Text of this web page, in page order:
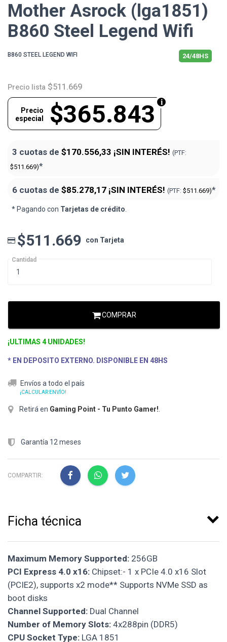
Mother Asrock (lga1851)
B860 Steel Legend Wifi
B860 STEEL LEGEND WIFI 24/48HS
Precio lista $511.669
$365.843
Precio
especial
3 cuotas de $170.556,33 ¡SIN INTERÉS! (PTF:
$511.669)*
6 cuotas de $85.278,17 ¡SIN INTERÉS! (PTF: $511.669)*
* Pagando con Tarjetas de crédito.
$511.669 con Tarjeta
Cantidad
COMPRAR
¡ULTIMAS 4 UNIDADES!
* EN DEPOSITO EXTERNO. DISPONIBLE EN 48HS
Envíos a todo el país
¡CALCULAR ENVÍO!
Retirá en Gaming Point - Tu Punto Gamer!
Garantía 12 meses
COMPARTIR:
Ficha técnica
Maximum Memory Supported: 256GB
PCI Express 4.0 x16: Chipset:- 1 x PCIe 4.0 x16 Slot
(PCIE2), supports x2 mode** Supports NVMe SSD as
boot disks
Channel Supported: Dual Channel
Number of Memory Slots: 4x288pin (DDR5)
CPU Socket Type: LGA 1851